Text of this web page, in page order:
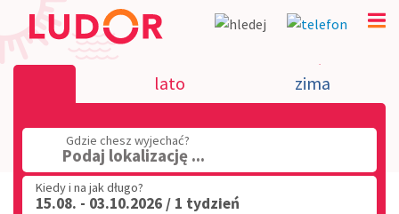
Camping CA' SAVIO - Cavallino - Północny
(32) 720 60 56
lato zima
Gdzie chesz wyjechać?
Podaj lokalizację ...
Kiedy i na jak długo?
15.08. - 03.10.2026 / 1 tydzień